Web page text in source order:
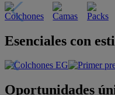
Esenciales con
Oportunidades